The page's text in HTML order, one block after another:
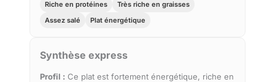
Riche en protéines
Très riche en graisses
Assez salé
Plat énergétique
Synthèse express
Profil : Ce plat est fortement énergétique, riche en